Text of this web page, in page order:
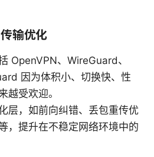
输优化
OpenVPN、WireGuard、
因为体积小、切换快、性
越受欢迎。
层，如前向纠错、丢包重传优
，提升在不稳定网络环境中的